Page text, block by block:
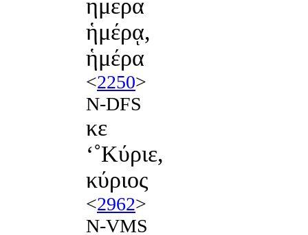
ημερα
ἡμέρᾳ,
ἡμέρα
<2250>
N-DFS
κε
‘˚Κύριε,
κύριος
<2962>
N-VMS